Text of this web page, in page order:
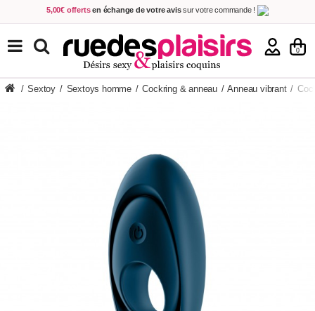
5,00€ offerts en échange de votre avissur votre commande !
Achetez aujourd'hui. Décidez quand payer !
Livraison en 48h
au prix de 2,90 € ! (Offerte dès 69,00€ d'achat)
0
TOUS NOS PRODUITS
/ Sextoy / Sextoys homme / Cockring & anneau / Anneau vibrant /